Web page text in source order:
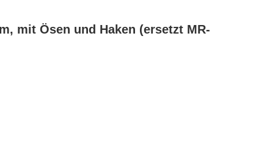
mit Ösen und Haken (ersetzt MR-